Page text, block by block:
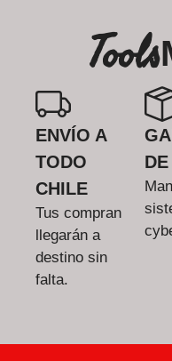
Tools
ENVÍO A
TODO
CHILE
Tus compran
llegarán a
destino sin
falta.